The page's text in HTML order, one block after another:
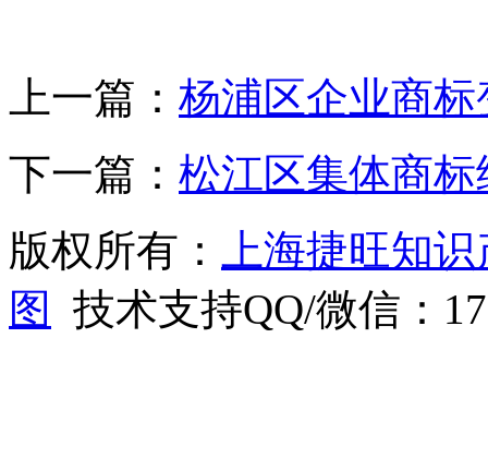
上一篇： 杨浦区企业商
下一篇： 松江区集体商
版权所有：
上海捷旺知
图
技术支持QQ/微信：